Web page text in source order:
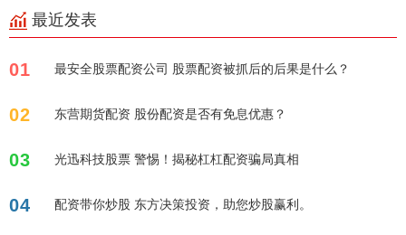
最近发表
01 最安全股票配资公司 股票配资被抓后的后果是什么？
02 东营期货配资 股份配资是否有免息优惠？
03 光迅科技股票 警惕！揭秘杠杠配资骗局真相
04 配资带你炒股 东方决策投资，助您炒股赢利。